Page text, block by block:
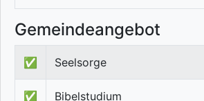
Gemeindeangebot
✅ Seelsorge
✅ Bibelstudium